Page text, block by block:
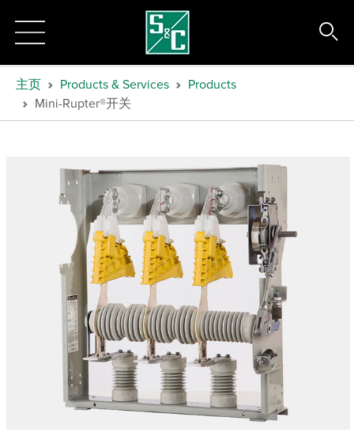
主页 Products & Services
Products
Mini-Rupter®开关